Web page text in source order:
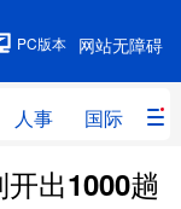
网站无障碍
PC版本
人事 国际 财
人事
出1000趟